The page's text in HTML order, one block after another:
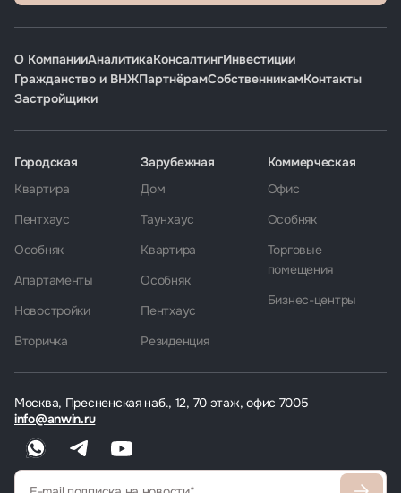
О КомпанииАналитикаКонсалтингИнвестиции
Гражданство и ВНЖПартнёрамСобственникамКонтакты
Застройщики
Москва, Пресненская наб., 12, 70 этаж, офис 7005
info@anwin.ru
Городская
Квартира
Пентхаус
Особняк
Апартаменты
Новостройки
Вторичка
Зарубежная
Дом
Таунхаус
Квартира
Особняк
Пентхаус
Резиденция
Коммерческая
Офис
Особняк
Торговые
помещения
Бизнес-центры